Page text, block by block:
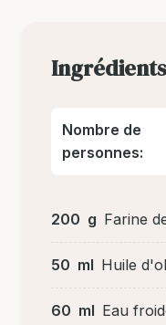
Ingrédients
Nombre de
personnes:
200 g Farine
50 ml Huile
60 ml Eau